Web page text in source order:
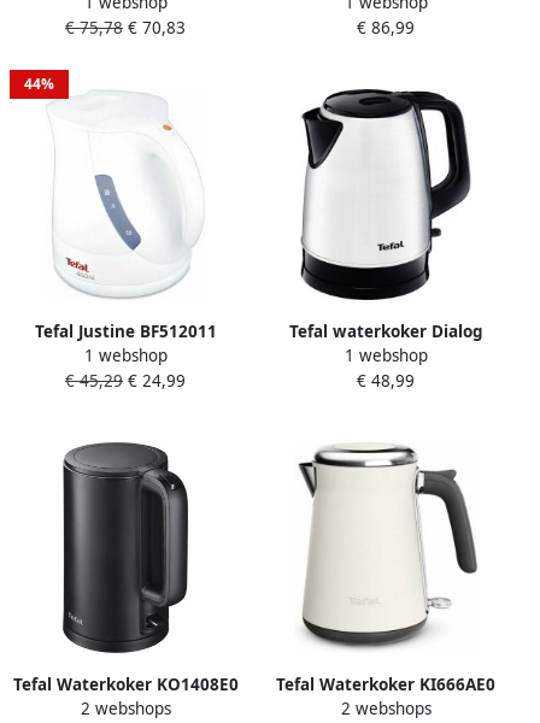
€ 75,78 € 70,83
€ 86,99
44%
Tefal Justine BF512011
Waterkoker
1 webshop
€ 45,29 € 24,99
Tefal waterkoker Dialog
KI150D RVS
1 webshop
€ 48,99
Tefal Waterkoker KO1408E0
| Waterkokers |
2 webshops
Tefal Waterkoker KI666AE0
| Waterkokers |
2 webshops